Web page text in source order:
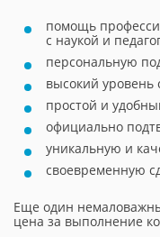
помощь
с наукой и
персональную
высокий уровень
простой и
официально
уникальную и
своевременную
Еще один
цена за выполнение